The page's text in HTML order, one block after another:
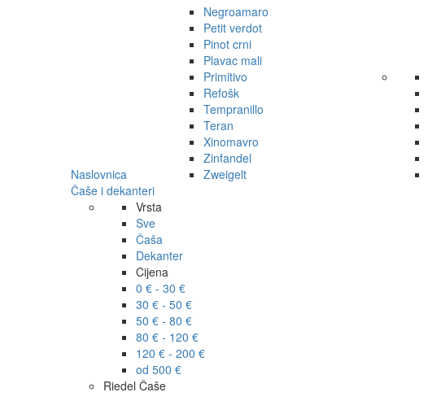
Naslovnica
Negroamaro
Petit verdot
Pinot crni
Plavac mali
Primitivo
Refošk
Tempranillo
Teran
Xinomavro
Zinfandel
Zweigelt
Čaše i dekanteri
Vrsta
Sve
Čaša
Dekanter
Cijena
0 € - 30 €
30 € - 50 €
50 € - 80 €
80 € - 120 €
120 € - 200 €
od 500 €
Riedel Čaše